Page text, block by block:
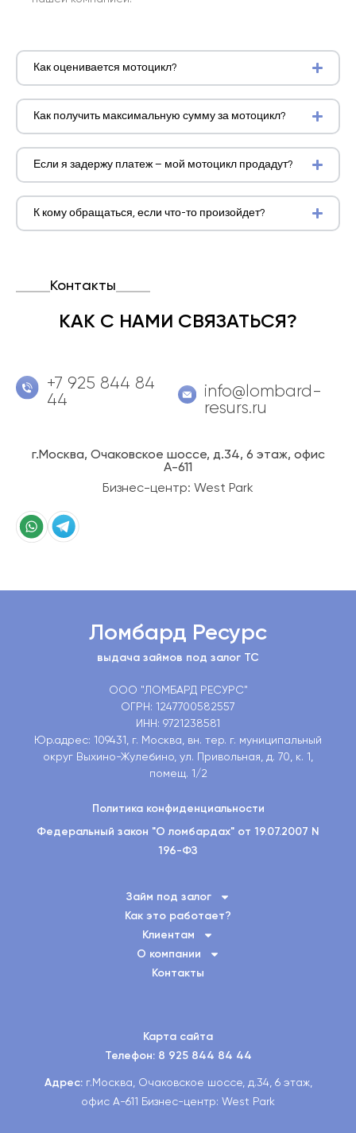
Как оценивается мотоцикл?
Как получить максимальную сумму за мотоцикл?
Если я задержу платеж – мой мотоцикл продадут?
К кому обращаться, если что-то произойдет?
Контакты
КАК С НАМИ СВЯЗАТЬСЯ?
+7 925 844 84
44
info@lombard-
resurs.ru
г.Москва, Очаковское шоссе, д.34, 6 этаж, офис
А-611
Бизнес-центр: West Park
Ломбард Ресурс
выдача займов под залог ТС
ООО "ЛОМБАРД РЕСУРС"
ОГРН: 1247700582557
ИНН: 9721238581
Юр.адрес: 109431, г. Москва, вн. тер. г. муниципальный
округ Выхино-Жулебино, ул. Привольная, д. 70, к. 1,
помещ. 1/2
Политика конфиденциальности
Федеральный закон "О ломбардах" от 19.07.2007 N
196-ФЗ
Займ под залог
Как это работает?
Клиентам
О компании
Контакты
Карта сайта
Телефон: 8 925 844 84 44
Адрес:г.Москва, Очаковское шоссе, д.34, 6 этаж,
офис А-611 Бизнес-центр: West Park